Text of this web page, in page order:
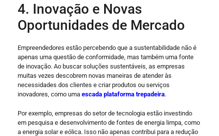
4. Inovação e Novas
Oportunidades de Mercado
Empreendedores estão percebendo que a sustentabilidade não é
apenas uma questão de conformidade, mas também uma fonte
de inovação. Ao buscar soluções sustentáveis, as empresas
muitas vezes descobrem novas maneiras de atender às
necessidades dos clientes e criar produtos ou serviços
inovadores, como uma escada plataforma trepadeira.
Por exemplo, empresas do setor de tecnologia estão investindo
em pesquisa e desenvolvimento de fontes de energia limpa, como
a energia solar e eólica. Isso não apenas contribui para a redução